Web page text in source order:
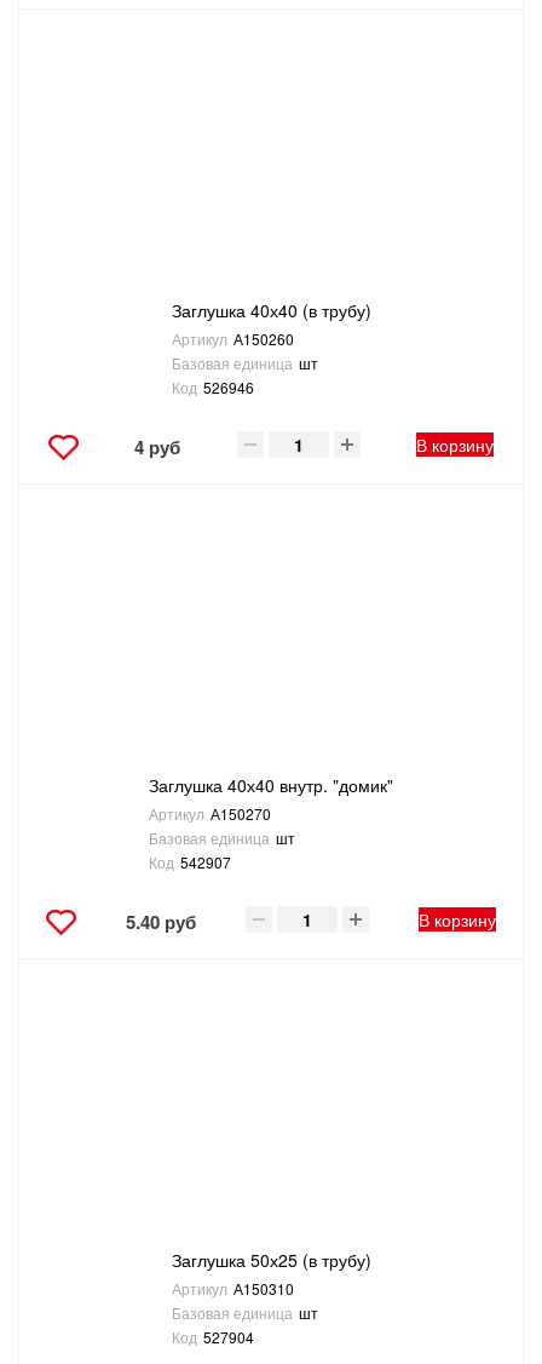
Заглушка 40х40 (в трубу)
Артикул А150260
Базовая единица шт
Код 526946
4 руб В корзину
Заглушка 40х40 внутр. "домик"
Артикул А150270
Базовая единица шт
Код 542907
5.40 руб В корзину
Заглушка 50х25 (в трубу)
Артикул А150310
Базовая единица шт
Код 527904